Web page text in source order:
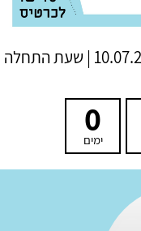
10.07.2025 | שעת התחלה
0
ימים